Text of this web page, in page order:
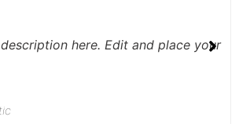
here. Edit and place your